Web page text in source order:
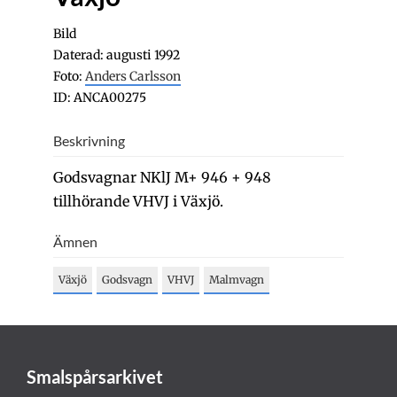
Bild
Daterad: augusti 1992
Foto: Anders Carlsson
ID: ANCA00275
Beskrivning
Godsvagnar NKlJ M+ 946 + 948
tillhörande VHVJ i Växjö.
Ämnen
Växjö Godsvagn VHVJ Malmvagn
Smalspårsarkivet